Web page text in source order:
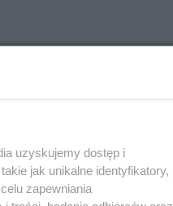
uzyskujemy dostęp i
jak unikalne identyfikatory,
zapewniania